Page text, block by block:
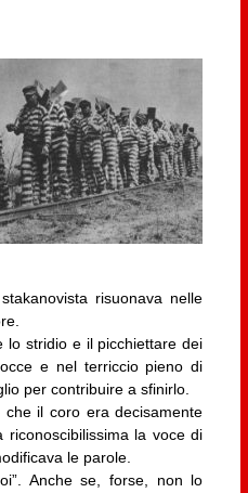
risuonava nelle
lo stridio e il picchiettare dei
e nel terriccio pieno di
per contribuire a sfinirlo.
il coro era decisamente
la voce di
le parole.
Anche se, forse, non lo